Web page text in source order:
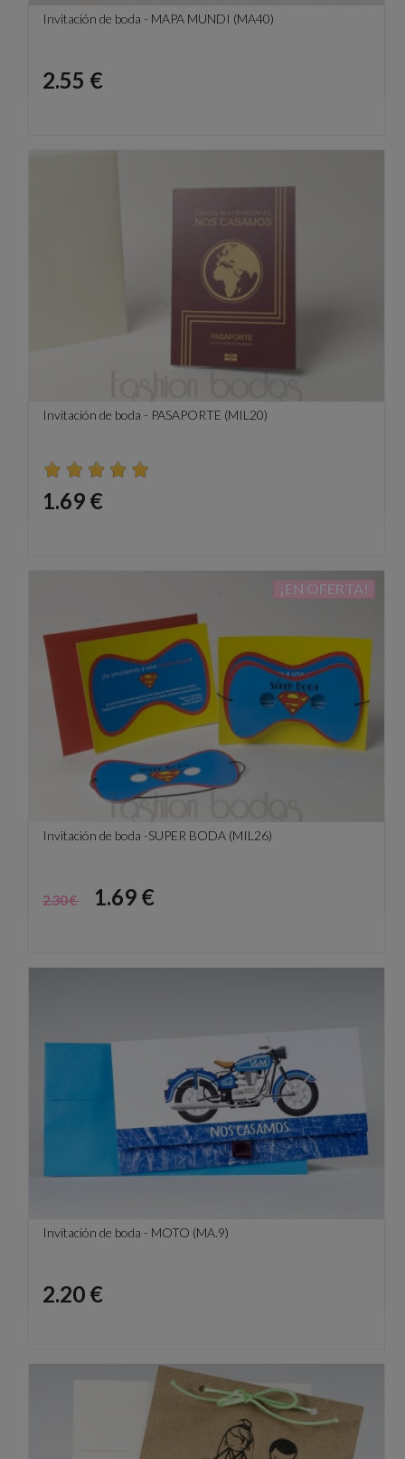
Invitación de boda - MAPA MUNDI (MA40)
Precio
2.55 €
Invitación de boda - PASAPORTE (MIL20)
Precio
1.69 €
Invitación de boda -SUPER BODA (MIL26)
Precio
base
Precio
2.30 € 1.69 €
¡EN OFERTA!
Invitación de boda - MOTO (MA.9)
Precio
2.20 €